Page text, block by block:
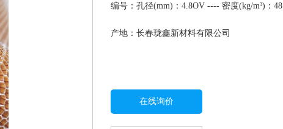
编号：孔径(mm)：4.8OV ---- 密度(kg/m³)：48
产地：长春珑鑫新材料有限公司
在线询价